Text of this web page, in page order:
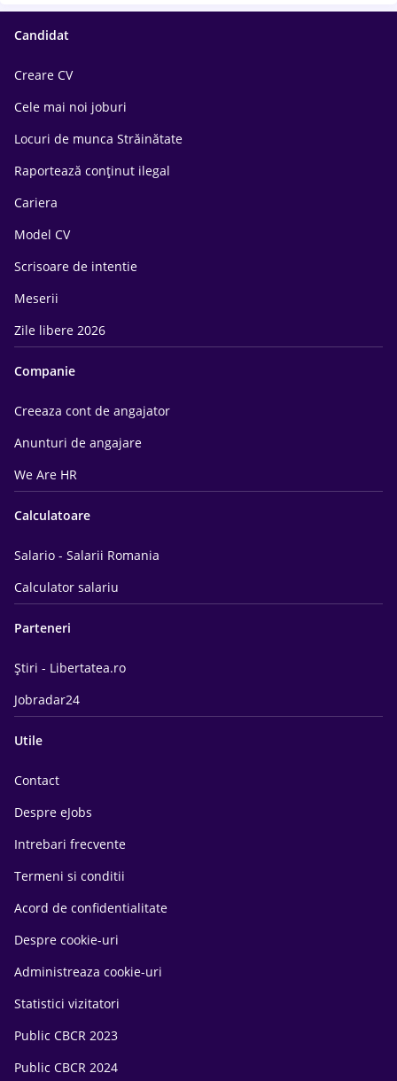
Candidat
Creare CV
Cele mai noi joburi
Locuri de munca Străinătate
Raportează conținut ilegal
Cariera
Model CV
Scrisoare de intentie
Meserii
Zile libere 2026
Companie
Creeaza cont de angajator
Anunturi de angajare
We Are HR
Calculatoare
Salario - Salarii Romania
Calculator salariu
Parteneri
Știri - Libertatea.ro
Jobradar24
Utile
Contact
Despre eJobs
Intrebari frecvente
Termeni si conditii
Acord de confidentialitate
Despre cookie-uri
Administreaza cookie-uri
Statistici vizitatori
Public CBCR 2023
Public CBCR 2024